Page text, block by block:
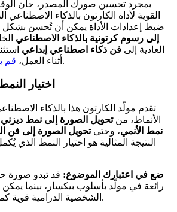
بمجرد تحسين صورك المصدر، حان
القوية لأداة الكارتون بالذكاء الاصطناعي
ضبط إعدادات الأداة يمكن أن تُحسن بشكل
إلى رسوم كرتونية بالذكاء الاصطناعي
العادية إلى فن ذكاء اصطناعي إبداعي
أثناء العمل، قم .
اختيار
تقدم مولّد الكارتون هذا بالذكاء
الأنماط، منتحويل الصورة إلى نمط ديزني
نمط الأنمي، وحتىتحويل الصورة إلى فن
النتيجة المثالية هو اختيار النمط
ضع في اعتبارك الموضوع: قد تبدو صورة
رائعة في مولّد بأسلوب بيكسار، بينما
الشخصية الدرامية قوية كمحول للرسومات.